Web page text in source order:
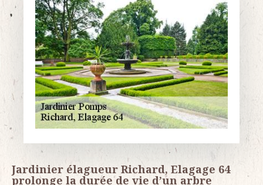
Jardinier élagueur Richard, Elagage 64
prolonge la durée de vie d’un arbre